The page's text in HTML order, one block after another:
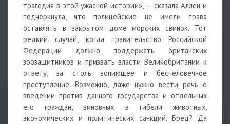
трагедия в этой ужасной истории», — сказала Аллен и
подчеркнула, что полицейские не имели права
оставлять в закрытом доме морских свинок. Тот
редкий случай, когда правительство Российской
Федерации должно поддержать британских
зоозащитников и призвать власти Великобритании к
ответу, за столь вопиющее и бесчеловечное
преступление. Возможно, даже нужно вести речь о
введении против данного государства и отдельных
его граждан, виновных в гибели животных,
экономических и политических санкций. Бред? Да